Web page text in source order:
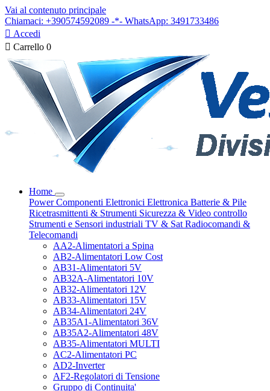
Vai al contenuto principale
Chiamaci: +390574592089 -*- WhatsApp: 3491733486
 Accedi
 Carrello 0
Home
PowerComponenti Elettronici Elettronica Batterie & Pile
Ricetrasmittenti & Strumenti Sicurezza & Video controllo
Strumenti e Sensori industriali TV & Sat Radiocomandi &
Telecomandi
AA2-Alimentatori a Spina
AB2-Alimentatori Low Cost
AB31-Alimentatori 5V
AB32A-Alimentatori 10V
AB32-Alimentatori 12V
AB33-Alimentatori 15V
AB34-Alimentatori 24V
AB35A1-Alimentatori 36V
AB35A2-Alimentatori 48V
AB35-Alimentatori MULTI
AC2-Alimentatori PC
AD2-Inverter
AF2-Regolatori di Tensione
Gruppo di Continuita'